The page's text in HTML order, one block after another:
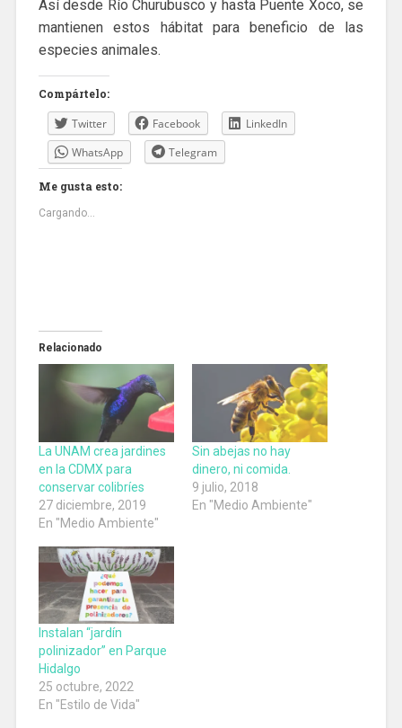
Así desde Río Churubusco y hasta Puente Xoco, se
mantienen estos hábitat para beneficio de las
especies animales.
Compártelo:
Twitter Facebook
LinkedIn
WhatsApp
Telegram
Me gusta esto:
Cargando...
Relacionado
La UNAM crea jardines
en la CDMX para
conservar colibríes
27 diciembre, 2019
En "Medio Ambiente"
Sin abejas no hay
dinero, ni comida.
9 julio, 2018
En "Medio Ambiente"
Instalan “jardín
polinizador” en Parque
Hidalgo
25 octubre, 2022
En "Estilo de Vida"